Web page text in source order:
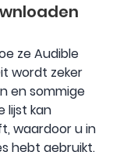
ze Audible
wordt zeker
en sommige
lijst kan
waardoor u in
hebt gebruikt.